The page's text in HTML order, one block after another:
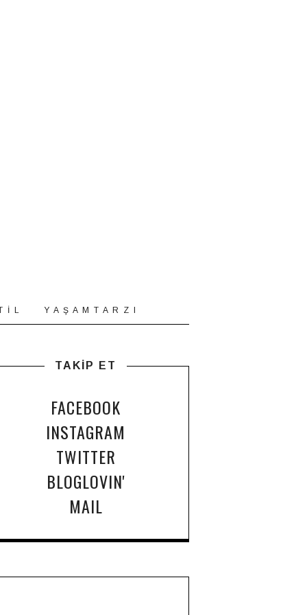
İ L Y A Ş A M T A R Z I
TAKİP ET
FACEBOOK
INSTAGRAM
TWITTER
BLOGLOVIN'
MAIL